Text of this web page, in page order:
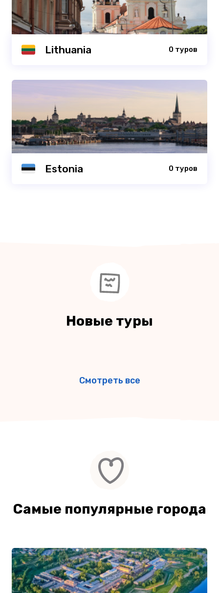
Lithuania 0 туров
Estonia 0 туров
Новые туры
Смотреть все
Самые популярные города